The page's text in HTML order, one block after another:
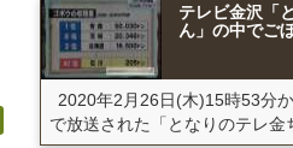
テレビ金沢「
ん」の中でご
2020年2月26日(木)15時53分
で放送された「となりのテレ金